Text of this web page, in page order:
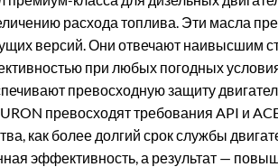
расхода топлива. Эти масла
версий. Они отвечают наивысшим
при любых погодных
превосходную защиту
превосходят требования API и
как более долгий срок службы
эффективность, а результат —